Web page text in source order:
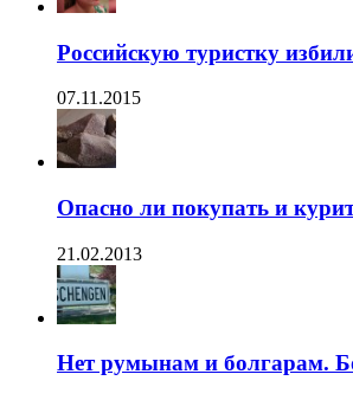
Российскую туристку
07.11.2015
Опасно ли покупать и
21.02.2013
Нет румынам и болгарам.